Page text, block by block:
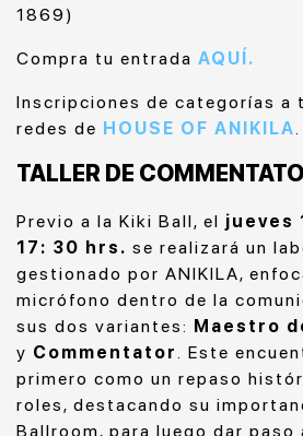
1869)
Compra tu entrada AQUÍ.
Inscripciones de categorías a
redes de HOUSE OF ANIKILA.
TALLER DE
Previo a la Kiki Ball, el jueves
17: 30 hrs. se realizará un
gestionado por ANIKILA,
micrófono dentro de la
sus dos variantes: Maestro
y Commentator. Este
primero como un repaso
roles, destacando su
Ballroom, para luego dar paso